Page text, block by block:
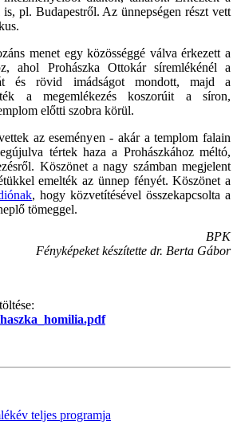
pl. Budapestről. Az ünnepségen részt vett
menet egy közösséggé válva érkezett a
ahol Prohászka Ottokár síremlékénél a
és rövid imádságot mondott, majd a
a megemlékezés koszorúit a síron,
előtti szobra körül.
az eseményen - akár a templom falain
tértek haza a Prohászkához méltó,
Köszönet a nagy számban megjelent
emelték az ünnep fényét. Köszönet a
, hogy közvetítésével összekapcsolta a
tömeggel.
BPK
Fényképeket készítette dr. Berta Gábor
teljes programja